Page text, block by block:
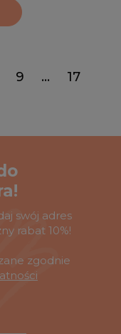
9 ...
17
swój adres
rabat 10%!
zgodnie